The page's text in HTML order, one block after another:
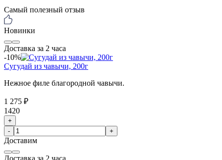
Самый полезный отзыв
Новинки
Доставка за 2 часа
-10%
Сугудай из чавычи, 200г
Нежное филе благородной чавычи.
1 275 ₽
1420
+
-
+
Доставим
Доставка за 2 часа